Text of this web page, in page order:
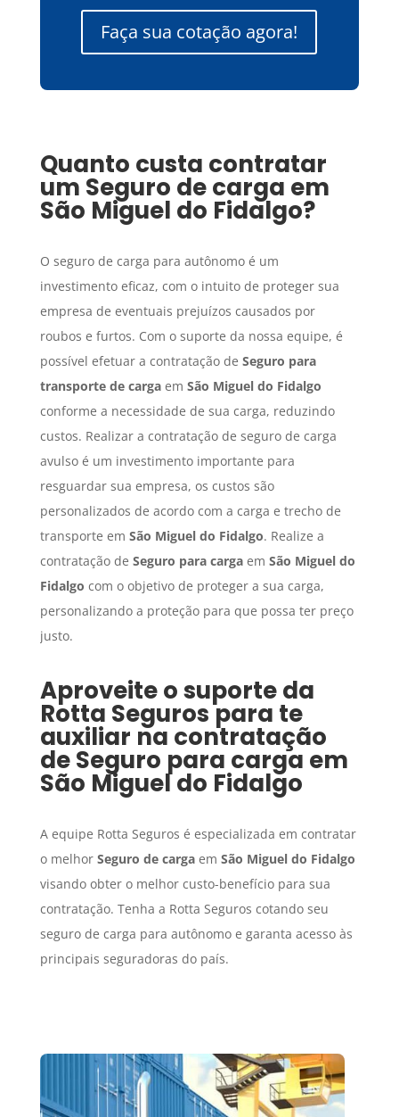
Faça sua cotação agora!
Quanto custa contratar
um Seguro de carga em
São Miguel do Fidalgo?
O seguro de carga para autônomo é um
investimento eficaz, com o intuito de proteger sua
empresa de eventuais prejuízos causados por
roubos e furtos. Com o suporte da nossa equipe, é
possível efetuar a contratação de Seguro para
transporte de cargaem São Miguel do Fidalgo
conforme a necessidade de sua carga, reduzindo
custos. Realizar a contratação de seguro de carga
avulso é um investimento importante para
resguardar sua empresa, os custos são
personalizados de acordo com a carga e trecho de
transporte em São Miguel do Fidalgo. Realize a
contratação de Seguro para cargaem São Miguel do
Fidalgo com o objetivo de proteger a sua carga,
personalizando a proteção para que possa ter preço
justo.
Aproveite o suporte da
Rotta Seguros para te
auxiliar na contratação
deSeguro para carga em
São Miguel do Fidalgo
A equipe Rotta Seguros é especializada em contratar
o melhor Seguro de cargaem São Miguel do Fidalgo
visando obter o melhor custo-benefício para sua
contratação. Tenha a Rotta Seguros cotando seu
seguro de carga para autônomo e garanta acesso às
principais seguradoras do país.